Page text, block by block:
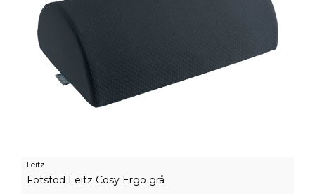
Leitz
Fotstöd Leitz Cosy Ergo grå